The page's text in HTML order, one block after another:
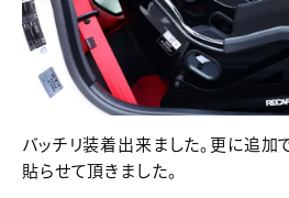
バッチリ装着出来ました。更に追
貼らせて頂きました。